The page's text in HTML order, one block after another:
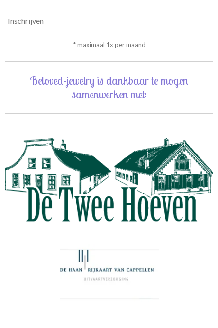
Inschrijven
* maximaal 1x per maand
Beloved-jewelry is dankbaar te mogen
samenwerken met: